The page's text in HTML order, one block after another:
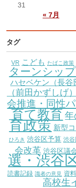
« 7月
31
タグ
VR こども たばこ政策
ターンシップ
ハセベケン（長谷
（前田かずしげ）
会推進・同性
育て教育 年
育政策 新型
ひろき 渋谷区予算 渋谷
会改革 渋谷区議
選・渋谷
読書記録 識者の意見 資料
高校生